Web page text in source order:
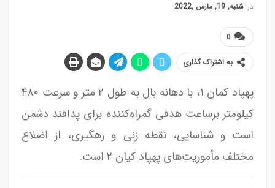
در شنبه, 19, مارس ,2022
0
به اشتراک گذاری
پهپاد کمان ۱، با دهانه بال به طول ۲ متر و سرعت ۴۸۰
کیلومتر برساعت هدفی گمراه‌کننده برای پدافند دشمن
است و شناسایی، نقطه زنی و رهگیری، از اضلاع
مختلف مأموریت‌های پهپاد کیان ۲ است.